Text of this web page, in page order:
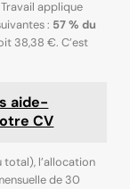
applique
: 57 % du
38,38 €. C’est
aide-
CV
total), l’allocation
de 30